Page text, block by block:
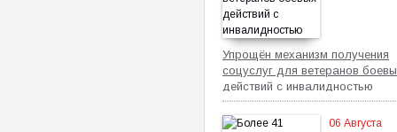
Упрощён механизм получения
соцуслуг для ветеранов
действий с инвалидностью
06 Августа